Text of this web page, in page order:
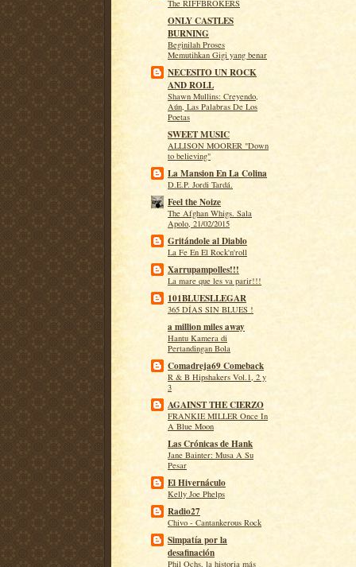
The RIFFBROKERS
ONLY CASTLES
BURNING
Beginilah Proses
Memutihkan Gigi yang benar
NECESITO UN ROCK
AND ROLL
Shawn Mullins: Creyendo,
Aún, Las Palabras De Los
Poetas
SWEET MUSIC
ALLISON MOORER "Down
to believing"
La Mansion En La Colina
D.E.P. Jordi Tardá.
Feel the Noize
The Afghan Whigs. Sala
Apolo, 21/02/2015
Gritándole al Diablo
La Fe En El Rock'n'roll
Xarrupampolles!!!
La mare que les va parir!!!
101BLUESLLEGAR
365 DÍAS SIN BLUES !
a million miles away
Hantu Kamera di
Pertandingan Bola
Comadreja69 Comeback
R & B Hipshakers Vol.1, 2 y
3
AGAINST THE CIERZO
FRANKIE MILLER Once In
A Blue Moon
Las Crónicas de Hank
Jane Bainter: Musa A Su
Pesar
El Hivernáculo
Kelly Joe Phelps
Radio27
Chivo - Cantankerous Rock
Simpatía por la
desafinación
Phil Ochs, la historia más